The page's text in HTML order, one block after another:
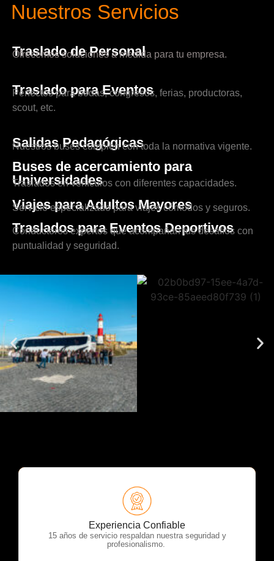
Nuestros Servicios
Traslado de Personal
Ofrecemos soluciones a medida para tu empresa.
Traslado para Eventos
Perfectos para bodas, congresos, ferias, productoras,
scout, etc.
Salidas Pedagógicas
Nuestros buses cumplen con toda la normativa vigente.
Buses de acercamiento para
Universidades
Traslados en vehículos con diferentes capacidades.
Viajes para Adultos Mayores
Servicio especializado para viajes cómodos y seguros.
Traslados para Eventos Deportivos
Conductores expertos que acompañan tus desafíos con
puntualidad y seguridad.
Experiencia Confiable
15 años de servicio respaldan nuestra seguridad y
profesionalismo.
OTP Servicios